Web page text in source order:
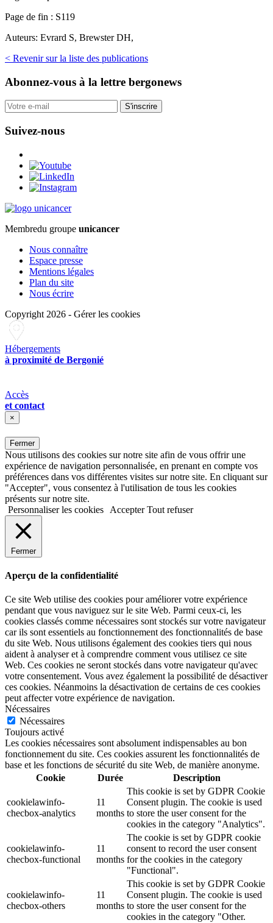
Page de fin : S119
Auteurs: Evrard S, Brewster DH,
< Revenir sur la liste des publications
Abonnez-vous à la lettre bergonews
S'inscrire
Suivez-nous
Membredu groupe unicancer
Nous connaître
Espace presse
Mentions légales
Plan du site
Nous écrire
Copyright 2026 - Gérer les cookies
Hébergements
à proximité de Bergonié
Accès
et contact
×
Fermer
Nous utilisons des cookies sur notre site afin de vous offrir une
expérience de navigation personnalisée, en prenant en compte vos
préférences dans vos différentes visites sur notre site. En cliquant sur
"Accepter", vous consentez à l'utilisation de tous les cookies
présents sur notre site.
Personnaliser les cookies
Accepter Tout refuser
Fermer
Aperçu de la confidentialité
Ce site Web utilise des cookies pour améliorer votre expérience
pendant que vous naviguez sur le site Web. Parmi ceux-ci, les
cookies classés comme nécessaires sont stockés sur votre navigateur
car ils sont essentiels au fonctionnement des fonctionnalités de base
du site Web. Nous utilisons également des cookies tiers qui nous
aident à analyser et à comprendre comment vous utilisez ce site
Web. Ces cookies ne seront stockés dans votre navigateur qu'avec
votre consentement. Vous avez également la possibilité de désactiver
ces cookies. Néanmoins la désactivation de certains de ces cookies
peut affecter votre expérience de navigation.
Nécessaires
Nécessaires
Toujours activé
Les cookies nécessaires sont absolument indispensables au bon
fonctionnement du site. Ces cookies assurent les fonctionnalités de
base et les fonctions de sécurité du site Web, de manière anonyme.
Cookie
Durée Description
cookielawinfo-
checbox-analytics
11
months
This cookie is set by GDPR Cookie
Consent plugin. The cookie is used
to store the user consent for the
cookies in the category "Analytics".
cookielawinfo-
checbox-functional
11
months
The cookie is set by GDPR cookie
consent to record the user consent
for the cookies in the category
"Functional".
cookielawinfo-
checbox-others
11
months
This cookie is set by GDPR Cookie
Consent plugin. The cookie is used
to store the user consent for the
cookies in the category "Other.